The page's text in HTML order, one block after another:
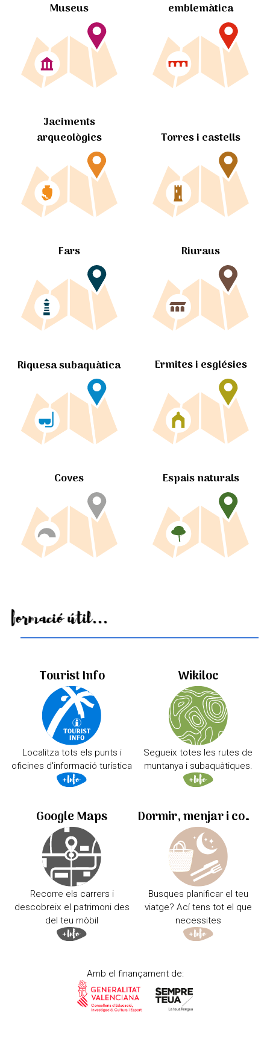
Museus
emblemàtica
Jaciments
arqueològics
Torres i castells
Fars Riuraus
Riquesa subaquàtica Ermites i esglésies
Coves Espais naturals
Informació útil...
Tourist Info
Localitza tots els punts i
oficines d'informació turística
Wikiloc
Segueix totes les rutes de
muntanya i subaquàtiques.
Google Maps
Recorre els carrers i
descobreix el patrimoni des
del teu mòbil
Dormir, menjar i comprar
Busques planificar el teu
viatge? Ací tens tot el que
necessites
Amb el finançament de: